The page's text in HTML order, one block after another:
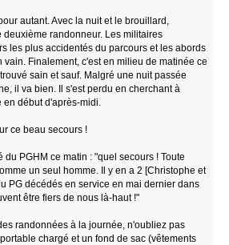
autant. Avec la nuit et le brouillard,
randonneur. Les militaires
les plus accidentés du parcours et les abords
vain. Finalement, c'est en milieu de matinée ce
sain et sauf. Malgré une nuit passée
il va bien. Il s'est perdu en cherchant à
en début d'après-midi.
ce beau secours !
PGHM ce matin : "quel secours ! Toute
un seul homme. Il y en a 2 [Christophe et
PG décédés en service en mai dernier dans
être fiers de nous là-haut !"
randonnées à la journée, n'oubliez pas
chargé et un fond de sac (vêtements